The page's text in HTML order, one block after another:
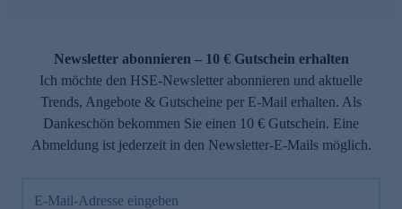
Newsletter abonnieren – 10 € Gutschein erhalten
Ich möchte den HSE-Newsletter abonnieren und aktuelle
Trends, Angebote & Gutscheine per E-Mail erhalten. Als
Dankeschön bekommen Sie einen 10 € Gutschein. Eine
Abmeldung ist jederzeit in den Newsletter-E-Mails möglich.
E-Mail-Adresse eingeben